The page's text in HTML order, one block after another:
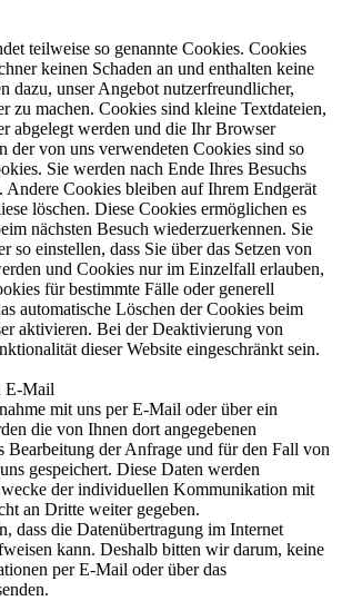
teilweise so genannte Cookies. Cookies
keinen Schaden an und enthalten keine
dazu, unser Angebot nutzerfreundlicher,
zu machen. Cookies sind kleine Textdateien,
abgelegt werden und die Ihr Browser
der von uns verwendeten Cookies sind so
Sie werden nach Ende Ihres Besuchs
Andere Cookies bleiben auf Ihrem Endgerät
löschen. Diese Cookies ermöglichen es
nächsten Besuch wiederzuerkennen. Sie
so einstellen, dass Sie über das Setzen von
und Cookies nur im Einzelfall erlauben,
für bestimmte Fälle oder generell
automatische Löschen der Cookies beim
aktivieren. Bei der Deaktivierung von
dieser Website eingeschränkt sein.
E-Mail
mit uns per E-Mail oder über ein
die von Ihnen dort angegebenen
Bearbeitung der Anfrage und für den Fall von
gespeichert. Diese Daten werden
der individuellen Kommunikation mit
an Dritte weiter gegeben.
dass die Datenübertragung im Internet
kann. Deshalb bitten wir darum, keine
per E-Mail oder über das